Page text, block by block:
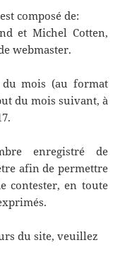
composé de:
et Michel Cotten,
webmaster.
du mois (au format
du mois suivant, à
enregistré de
afin de permettre
contester, en toute
du site, veuillez